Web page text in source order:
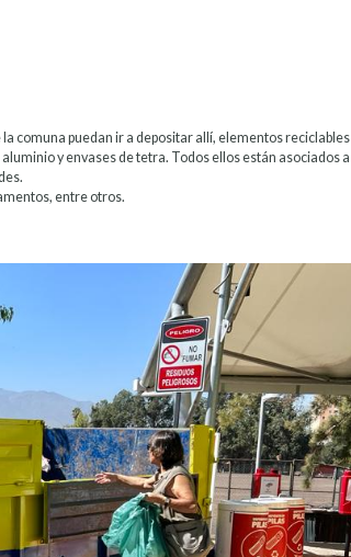
comuna puedan ir a depositar allí, elementos reciclables
y envases de tetra. Todos ellos están asociados a
entre otros.